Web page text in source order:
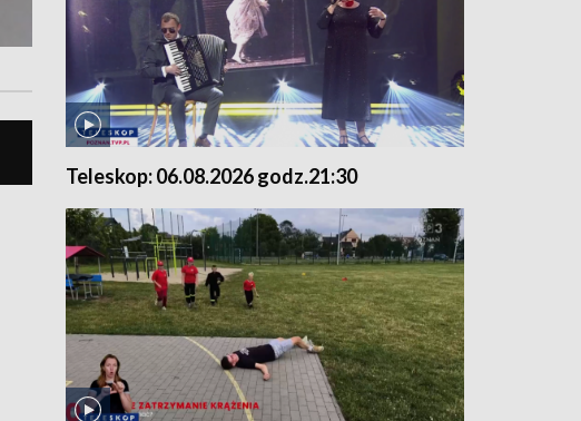
Teleskop: 06.08.2026 godz.21:30